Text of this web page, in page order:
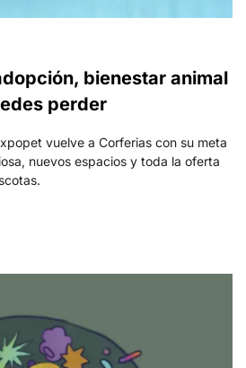
bienestar animal
perder
vuelve a Corferias con su meta
nuevos espacios y toda la oferta